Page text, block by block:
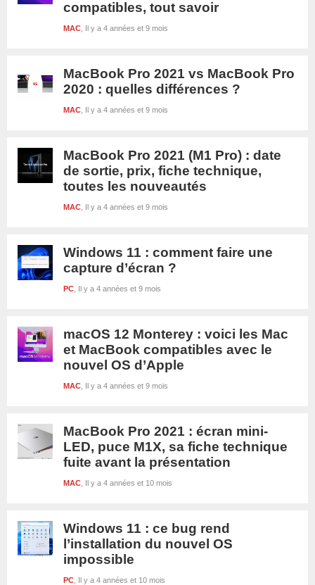
compatibles, tout savoir
Il y a 4 années et 9 mois
MAC
MacBook Pro 2021 vs MacBook Pro
2020 : quelles différences ?
Il y a 4 années et 9 mois
MAC
MacBook Pro 2021 (M1 Pro) : date
de sortie, prix, fiche technique,
toutes les nouveautés
Il y a 4 années et 9 mois
MAC
Windows 11 : comment faire une
capture d’écran ?
Il y a 4 années et 9 mois
PC
macOS 12 Monterey : voici les Mac
et MacBook compatibles avec le
nouvel OS d’Apple
Il y a 4 années et 9 mois
MAC
MacBook Pro 2021 : écran mini-
LED, puce M1X, sa fiche technique
fuite avant la présentation
Il y a 4 années et 10 mois
MAC
Windows 11 : ce bug rend
l’installation du nouvel OS
impossible
Il y a 4 années et 10 mois
PC